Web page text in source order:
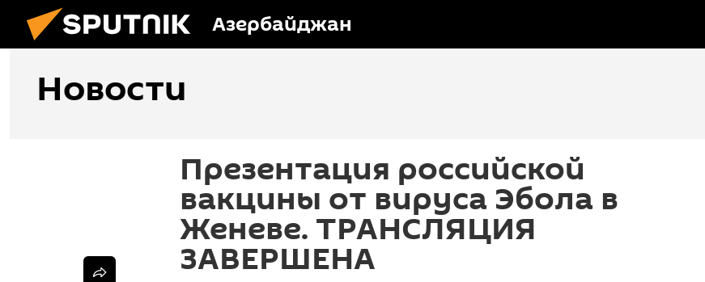
Азербайджан
Новости
Презентация российской
вакцины от вируса Эбола в
Женеве. ТРАНСЛЯЦИЯ
ЗАВЕРШЕНА